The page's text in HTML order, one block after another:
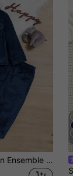
SHEIN Bébé Garçon Ensemble De Pyjama Éléphant À Broderie Passepoil Contrasté